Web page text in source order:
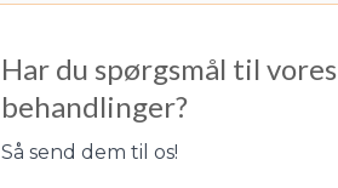
Har du spørgsmål til vores
behandlinger?
Så send dem til os!